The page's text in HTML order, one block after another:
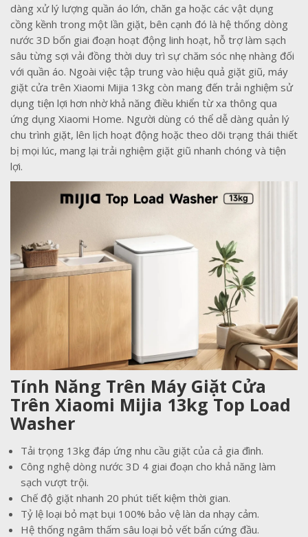
dàng xử lý lượng quần áo lớn, chăn ga hoặc các vật dụng
cồng kềnh trong một lần giặt, bên cạnh đó là hệ thống dòng
nước 3D bốn giai đoạn hoạt động linh hoạt, hỗ trợ làm sạch
sâu từng sợi vải đồng thời duy trì sự chăm sóc nhẹ nhàng đối
với quần áo. Ngoài việc tập trung vào hiệu quả giặt giũ, máy
giặt cửa trên Xiaomi Mijia 13kg còn mang đến trải nghiệm sử
dụng tiện lợi hơn nhờ khả năng điều khiển từ xa thông qua
ứng dụng Xiaomi Home. Người dùng có thể dễ dàng quản lý
chu trình giặt, lên lịch hoạt động hoặc theo dõi trạng thái thiết
bị mọi lúc, mang lại trải nghiệm giặt giũ nhanh chóng và tiện
lợi.
Tính Năng Trên Máy Giặt Cửa
Trên Xiaomi Mijia 13kg Top Load
Washer
Tải trọng 13kg đáp ứng nhu cầu giặt của cả gia đình.
Công nghệ dòng nước 3D 4 giai đoạn cho khả năng làm
sạch vượt trội.
Chế độ giặt nhanh 20 phút tiết kiệm thời gian.
Tỷ lệ loại bỏ mạt bụi 100% bảo vệ làn da nhạy cảm.
Hệ thống ngâm thấm sâu loại bỏ vết bẩn cứng đầu.